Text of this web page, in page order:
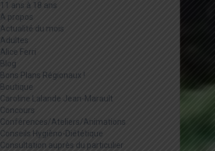
11 ans à 18 ans
A propos
Actualité du mois
Adultes
Alice Ferri
Blog
Bons Plans Régionaux !
Boutique
Caroline Lalande Jean-Marault
Concours
Conférences/Ateliers/Animations
Conseils Hygièno-Diététique
Consultation auprès du particulier